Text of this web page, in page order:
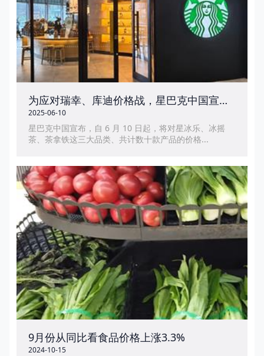
为应对瑞幸、库迪价格战，星巴克中国宣布将推出全新夏日“心动价”
2025-06-10
星巴克中国宣布，自 6 月 10 日起，将对星冰乐、冰摇
茶、茶拿铁这三大品类、共计数十款产品的价格...
9月份从同比看食品价格上涨3.3%
2024-10-15